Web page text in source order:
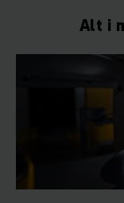
Alt i